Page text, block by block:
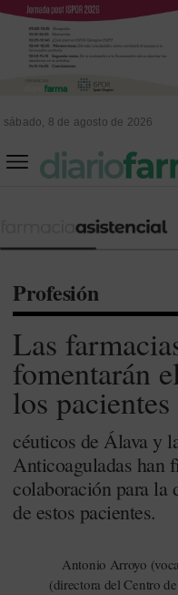
sábado, 8 de agosto de 2026
Profesión
Las
fomentarán
los
céuticos de Álava y
Anticoaguladas han
colaboración para la
de estos pacientes.
Antonio Arroyo
(directora del Centro